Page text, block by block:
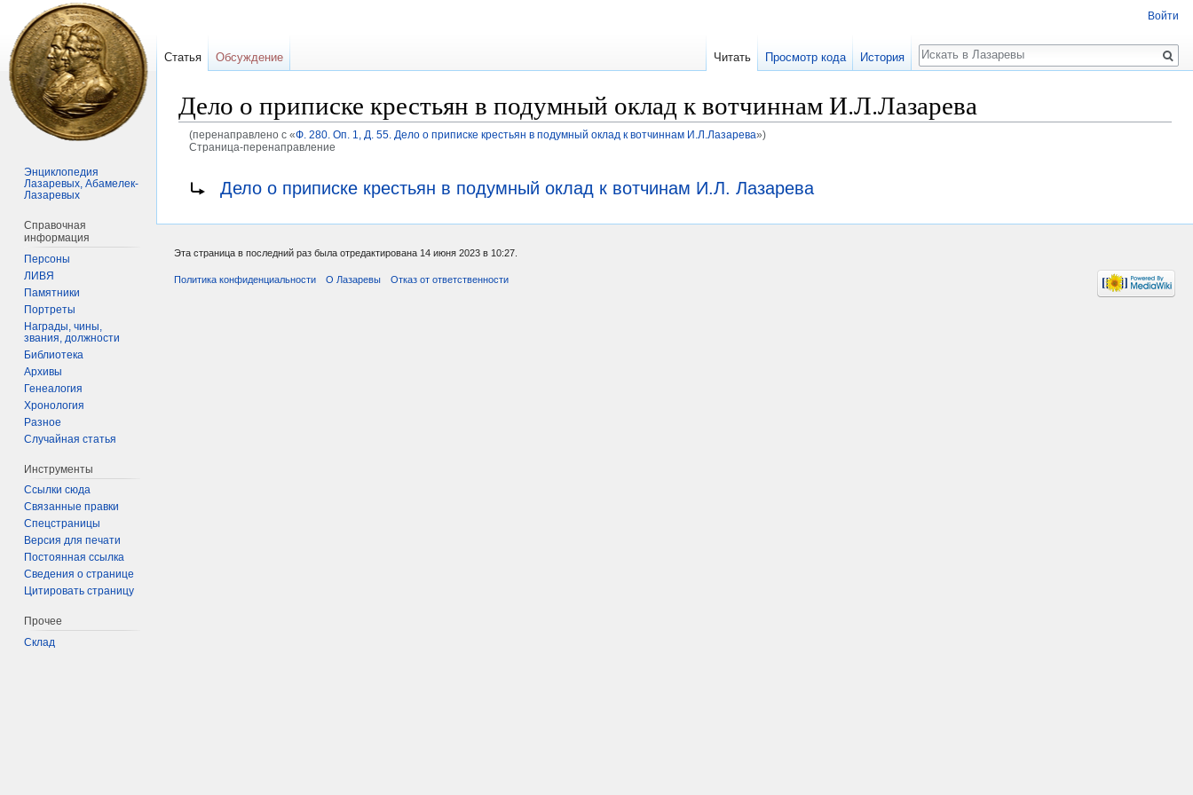
Дело о приписке крестьян в подумный оклад к вотчиннам И.Л.Лазарева
(перенаправлено с «Ф. 280. Оп. 1, Д. 55. Дело о приписке крестьян в подумный оклад к вотчиннам И.Л.Лазарева»)
Страница-перенаправление
Дело о приписке крестьян в подумный оклад к вотчинам И.Л. Лазарева
Войти
Статья Обсуждение Читать Просмотр кода История
Поиск
Энциклопедия
Лазаревых, Абамелек-
Лазаревых
Справочная
информация
Персоны
ЛИВЯ
Памятники
Портреты
Награды, чины,
звания, должности
Библиотека
Архивы
Генеалогия
Хронология
Разное
Случайная статья
Инструменты
Ссылки сюда
Связанные правки
Спецстраницы
Версия для печати
Постоянная ссылка
Сведения о странице
Цитировать страницу
Прочее
Склад
Эта страница в последний раз была отредактирована 14 июня 2023 в 10:27.
Политика конфиденциальности О Лазаревы Отказ от ответственности